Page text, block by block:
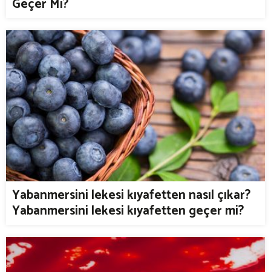
Geçer Mi?
Yabanmersini lekesi kıyafetten nasıl çıkar?
Yabanmersini lekesi kıyafetten geçer mi?